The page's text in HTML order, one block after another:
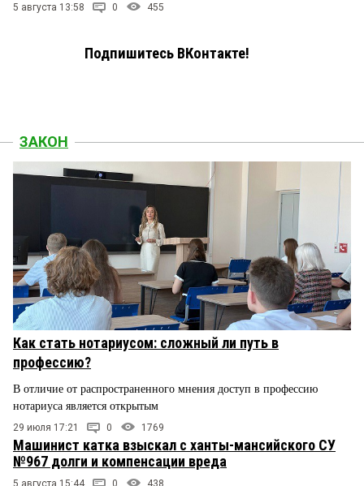
5 августа 13:58 0 455
Подпишитесь ВКонтакте!
ЗАКОН
Как стать нотариусом: сложный ли путь в
профессию?
В отличие от распространенного мнения доступ в профессию
нотариуса является открытым
29 июля 17:21 0 1769
Машинист катка взыскал с ханты-мансийского СУ
№967 долги и компенсации вреда
5 августа 15:44 0 438